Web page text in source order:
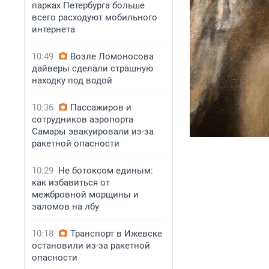
парках Петербурга больше
всего расходуют мобильного
интернета
10:49
Возле Ломоносова
дайверы сделали страшную
находку под водой
10:36
Пассажиров и
сотрудников аэропорта
Самары эвакуировали из-за
ракетной опасности
10:29 Не ботоксом единым:
как избавиться от
межбровной морщины и
заломов на лбу
10:18
Транспорт в Ижевске
остановили из-за ракетной
опасности